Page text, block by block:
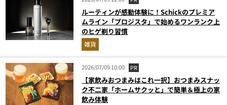
ルーティンが感動体験に！Schickのプレミア
ムライン「プロジスタ」で始めるワンランク上
のヒゲ剃り習慣
雑貨
2026/07/09 10:00 PR
【家飲みおつまみはこれ一択】おつまみスナッ
ク不二家「ホームサクッと」で簡単＆極上の家
飲み体験